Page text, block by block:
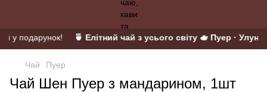
у подарунок! 🍵 Елітний чай з усього світу 🫖 Пуер · Улун
Чай Пуер
Чай Шен Пуер з мандарином, 1шт